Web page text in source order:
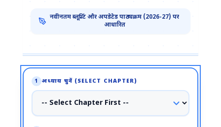
नवीनतम ब्लूप्रिंट और अपडेटेड पाठ्यक्रम (2026-27) पर
आधारित
1 अध्याय चुनें (SELECT CHAPTER)